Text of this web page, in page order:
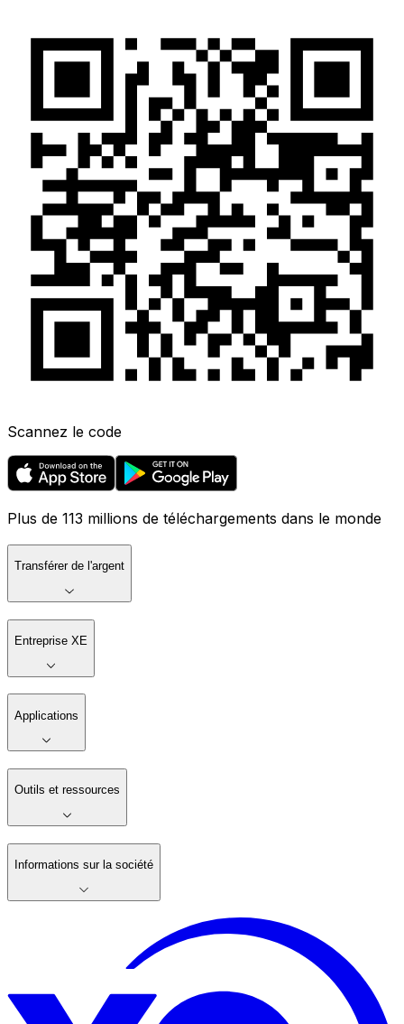
Scannez le code
Plus de 113 millions de téléchargements dans le monde
Transférer de l'argent
Entreprise XE
Applications
Outils et ressources
Informations sur la société